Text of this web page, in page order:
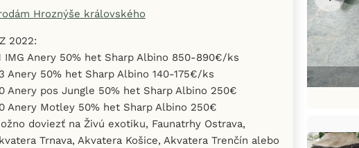
Hroznýše královského
2022:
IMG Anery 50% het Sharp Albino 850-890€/ks
Anery 50% het Sharp Albino 140-175€/ks
Anery pos Jungle 50% het Sharp Albino 250€
Anery Motley 50% het Sharp Albino 250€
doviezť na Živú exotiku, Faunatrhy Ostrava,
Trnava, Akvatera Košice, Akvatera Trenčín alebo